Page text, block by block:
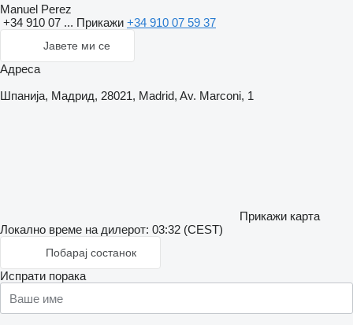
Manuel Perez
+34 910 07 ... Прикажи +34 910 07 59 37
Јавете ми се
Адреса
Шпанија, Мадрид, 28021, Madrid, Av. Marconi, 1
Прикажи карта
Локално време на дилерот: 03:32 (CEST)
Побарај состанок
Испрати порака